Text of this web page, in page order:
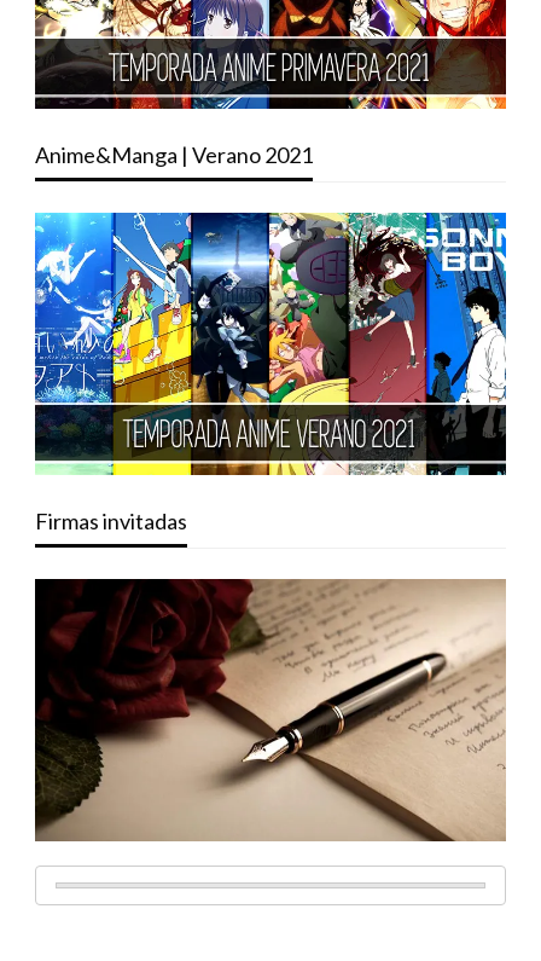
Anime&Manga | Verano 2021
Firmas invitadas